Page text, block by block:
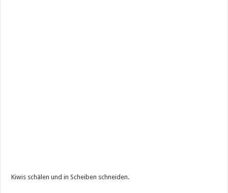
Kiwis schälen und in Scheiben schneiden.